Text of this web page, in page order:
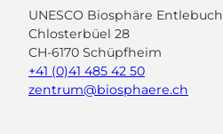
UNESCO Biosphäre Entlebuch
Chlosterbüel 28
CH-6170 Schüpfheim
+41 (0)41 485 42 50
zentrum@biosphaere.ch